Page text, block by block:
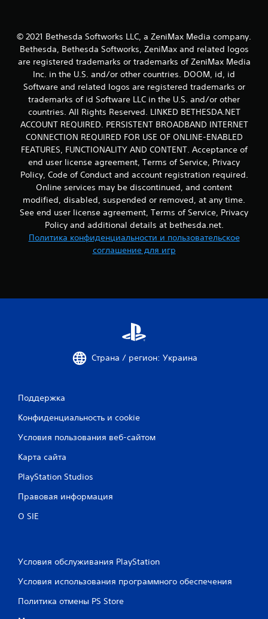
н
т
р
о
л
л
е
р
а
М
о
ж
н
о
и
г
р
а
р
ч
я
и
р
а
и
р
л
е
© 2021 Bethesda Softworks LLC, a ZeniMax Media company.
Bethesda, Bethesda Softworks, ZeniMax and related logos
are registered trademarks or trademarks of ZeniMax Media
Inc. in the U.S. and/or other countries. DOOM, id, id
Software and related logos are registered trademarks or
trademarks of id Software LLC in the U.S. and/or other
countries. All Rights Reserved. LINKED BETHESDA.NET
ACCOUNT REQUIRED. PERSISTENT BROADBAND INTERNET
CONNECTION REQUIRED FOR USE OF ONLINE-ENABLED
FEATURES, FUNCTIONALITY AND CONTENT. Acceptance of
end user license agreement, Terms of Service, Privacy
Policy, Code of Conduct and account registration required.
Online services may be discontinued, and content
modified, disabled, suspended or removed, at any time.
See end user license agreement, Terms of Service, Privacy
Policy and additional details at bethesda.net.
Политика конфиденциальности и пользовательское
соглашение для игр
Страна / регион: Украина
Поддержка
Конфиденциальность и cookie
Условия пользования веб-сайтом
Карта сайта
PlayStation Studios
Правовая информация
О SIE
Условия обслуживания PlayStation
Условия использования программного обеспечения
Политика отмены PS Store